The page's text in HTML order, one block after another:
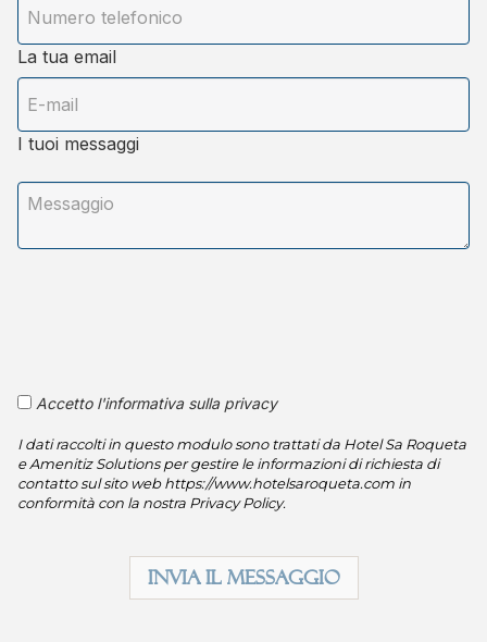
La tua email
I tuoi messaggi
Accetto l'informativa sulla privacy
I dati raccolti in questo modulo sono trattati da Hotel Sa Roqueta
e Amenitiz Solutions per gestire le informazioni di richiesta di
contatto sul sito web https://www.hotelsaroqueta.com in
conformità con la nostra Privacy Policy.